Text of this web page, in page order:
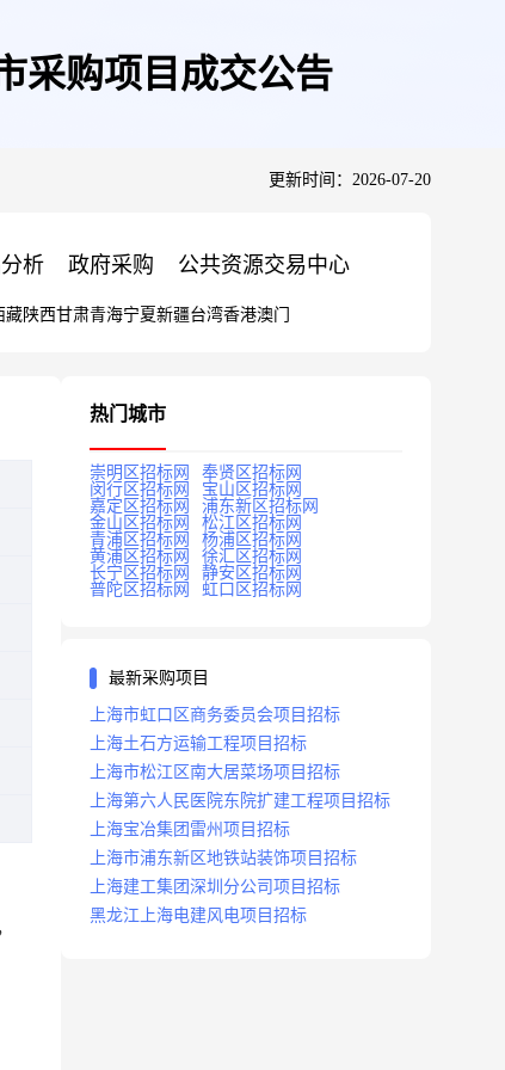
采购项目成交公告
更新时间：2026-07-20
析 政府采购 公共资源交易中心
藏陕西甘肃青海宁夏新疆台湾香港澳门
热门城市
崇明区招标网
奉贤区招标网
闵行区招标网
宝山区招标网
嘉定区招标网
浦东新区招标网
金山区招标网
松江区招标网
青浦区招标网
杨浦区招标网
黄浦区招标网
徐汇区招标网
长宁区招标网
静安区招标网
普陀区招标网
虹口区招标网
最新采购项目
上海市虹口区商务委员会项目招标
上海土石方运输工程项目招标
上海市松江区南大居菜场项目招标
上海第六人民医院东院扩建工程项目招标
上海宝冶集团雷州项目招标
上海市浦东新区地铁站装饰项目招标
上海建工集团深圳分公司项目招标
黑龙江上海电建风电项目招标